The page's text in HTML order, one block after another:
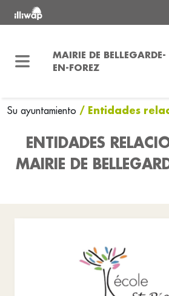
MAIRIE DE BELLEGARDE-
EN-FOREZ
Su ayuntamiento / Entidades
ENTIDADES
MAIRIE DE